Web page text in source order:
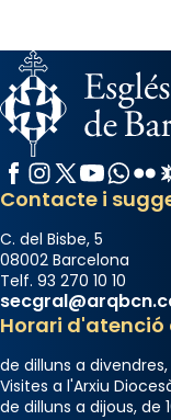
Facebook
Instagram
X / Twitter
YouTube
Contacte i
C. del Bisbe, 5
08002 Barcelona
Telf. 93 270 10 10
Horari d'atenció
de dilluns a divendres,
Visites a l'Arxiu
de dilluns a dijous, de